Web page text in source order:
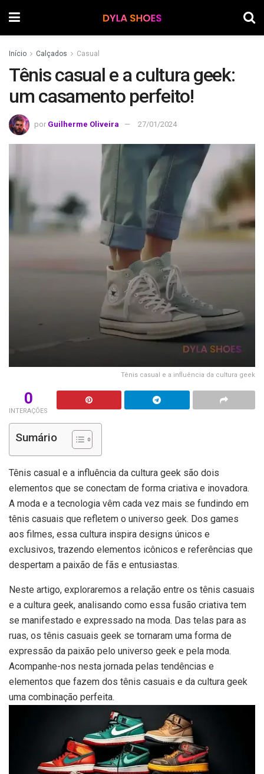
Início Calçados Casual
Tênis casual e a cultura geek:
um casamento perfeito!
por Guilherme Oliveira 27/01/2024
Tênis casual e a influência da cultura geek
0
INTERAÇÕES
Sumário
Tênis casual e a influência da cultura geek são dois
elementos que se conectam de forma criativa e inovadora.
A moda e a tecnologia vêm cada vez mais se fundindo em
tênis casuais que refletem o universo geek. Dos games
aos filmes, essa cultura inspira designs únicos e
exclusivos, trazendo elementos icônicos e referências que
despertam a paixão de fãs e entusiastas.
Neste artigo, exploraremos a relação entre os tênis casuais
e a cultura geek, analisando como essa fusão criativa tem
se manifestado e expressado na moda. Das telas para as
ruas, os tênis casuais geek se tornaram uma forma de
expressão da paixão pelo universo geek e pela moda.
Acompanhe-nos nesta jornada pelas tendências e
elementos que fazem dos tênis casuais e da cultura geek
uma combinação perfeita.